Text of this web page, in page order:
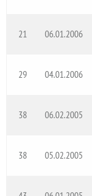
21 06.01.2006
29 04.01.2006
38 06.02.2005
38 05.02.2005